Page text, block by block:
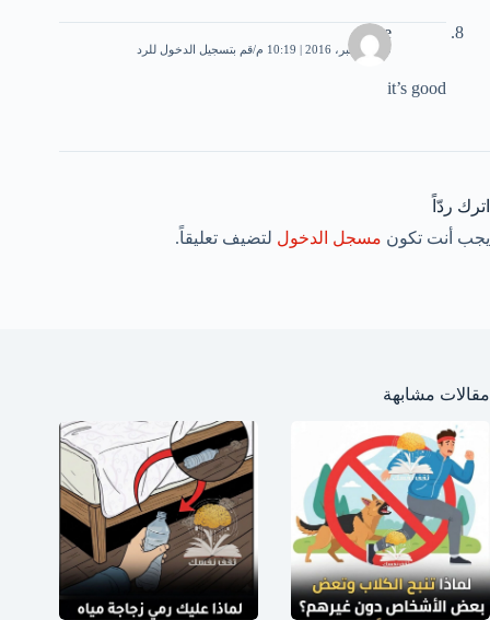
nice
30 ديسمبر، 2016 | 10:19 م قم بتسجيل الدخول للرد
it’s good
اترك ردّاً
يجب أنت تكون مسجل الدخول لتضيف تعليقاً.
مقالات مشابهة